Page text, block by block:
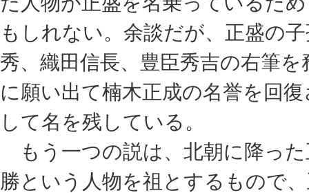
もしれない。余談だが、正盛の
秀、織田信長、豊臣秀吉の右筆
に願い出て楠木正成の名誉を回
して名を残している。
もう一つの説は、北朝に降っ
勝という人物を祖とするもので